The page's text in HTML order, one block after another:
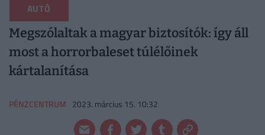
AUTÓ
Megszólaltak a magyar biztosítók: így áll
most a horrorbaleset túlélőinek
kártalanítása
PÉNZCENTRUM 2023. március 15. 10:32